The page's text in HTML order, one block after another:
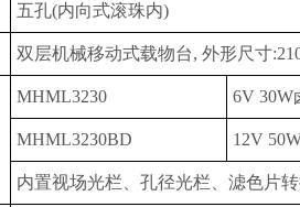
五孔(内向式滚珠内)
双层机械移动式载物台, 外形尺寸
MHML3230
6V 30W
MHML3230BD
12V
内置视场光栏、孔径光栏、滤色片